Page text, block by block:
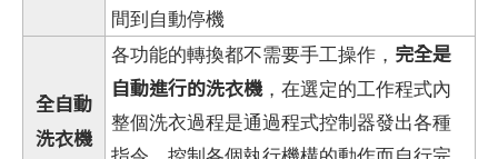
間到自動停機
全自動
洗衣機
各功能的轉換都不需要手工操作， 完全是
自動進行的洗衣機，在選定的工作程式內
整個洗衣過程是通過程式控制器發出各種